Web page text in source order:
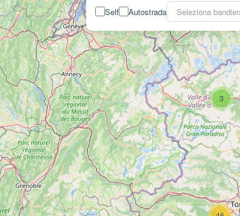
Self Autostrada Seleziona
3